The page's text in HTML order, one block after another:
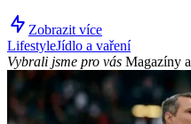
Zobrazit více
LifestyleJídlo a vaření
Vybrali jsme pro vás Magazíny